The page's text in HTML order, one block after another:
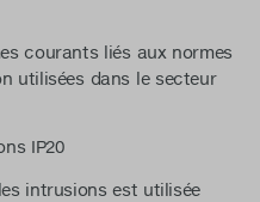
courants liés aux normes
utilisées dans le secteur
IP20
intrusions est utilisée